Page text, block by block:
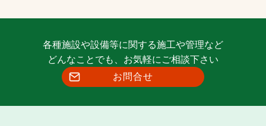
各種施設や設備等に関する施工や管理など
どんなことでも、お気軽にご相談下さい
お問合せ